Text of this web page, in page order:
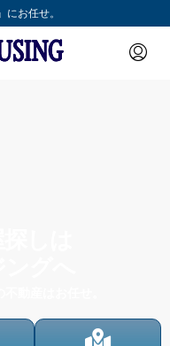
お任せ。